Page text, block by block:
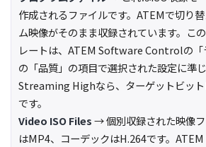
作成されるファイルです。ATEMで切り
ム映像がそのまま収録されています。こ
レートは、ATEM Software Controlの「
の「品質」の項目で選択された設定に準
Streaming Highなら、ターゲットビッ
です。
Video ISO Files→ 個別収録された映像
はMP4、コーデックはH.264です。ATEM